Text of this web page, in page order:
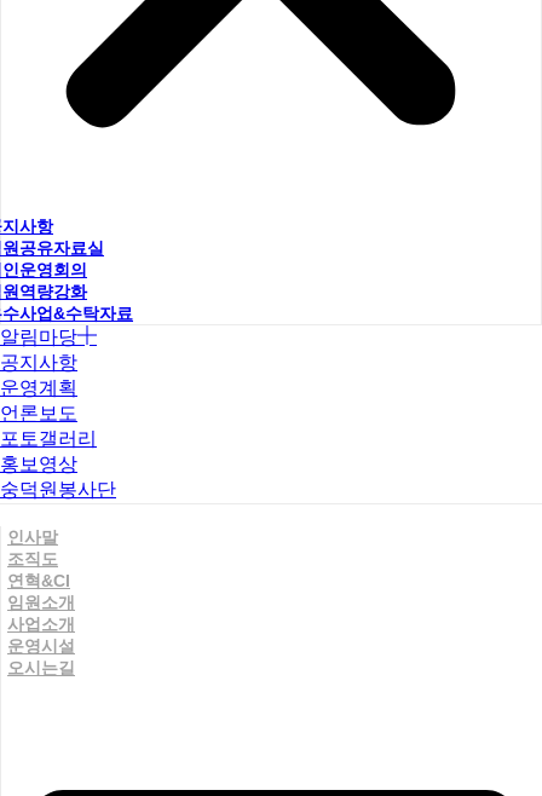
사항
공유자료실
운영회의
역량강화
사업&수탁자료
알림마당
공지사항
운영계획
언론보도
포토갤러리
홍보영상
숭덕원봉사단
인사말
조직도
연혁&CI
임원소개
사업소개
운영시설
오시는길